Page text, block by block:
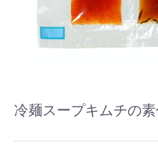
冷麺スープキムチの素